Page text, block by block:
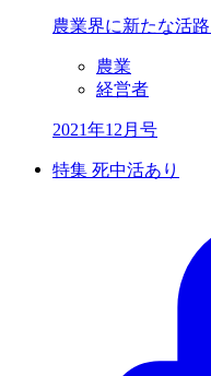
農業界に新たな活路
農業
経営者
2021年12月号
特集 死中活あり